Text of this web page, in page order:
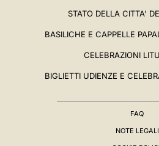
STATO DELLA CITTA'
BASILICHE E CAPPELLE
CELEBRAZIONI
BIGLIETTI UDIENZE E
FAQ
NOTE LEGALI